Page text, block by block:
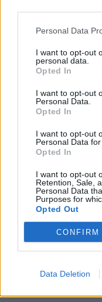
Personal Data
I want to opt-out
personal data.
Opted In
I want to opt-out
Personal Data.
Opted In
I want to opt-out
Personal Data
Opted In
I want to opt-out
Retention, Sale,
Personal Data
Purposes for
Opted Out
CONFIRM
Data Deletion